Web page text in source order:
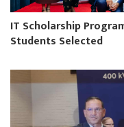
IT Scholarship
Students Selected